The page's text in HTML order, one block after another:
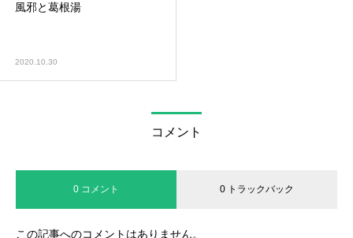
風邪と葛根湯
2020.10.30
コメント
0 コメント 0 トラックバック
この記事へのコメントはありません。